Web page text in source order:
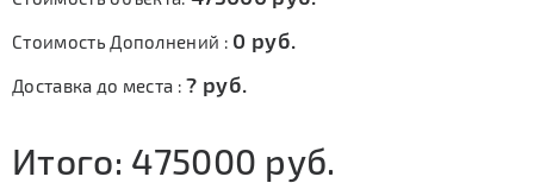
Стоимость Дополнений : 0 руб.
Доставка до места :? руб.
Итого: 475000 руб.